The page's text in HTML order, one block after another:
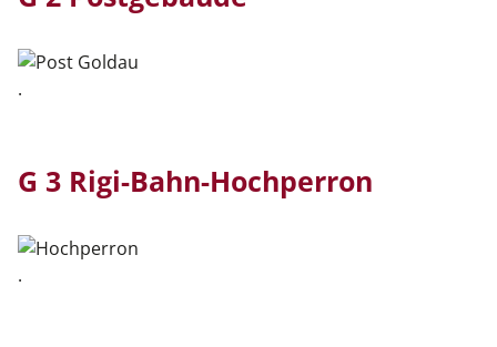
.
G 3 Rigi-Bahn-Hochperron
.